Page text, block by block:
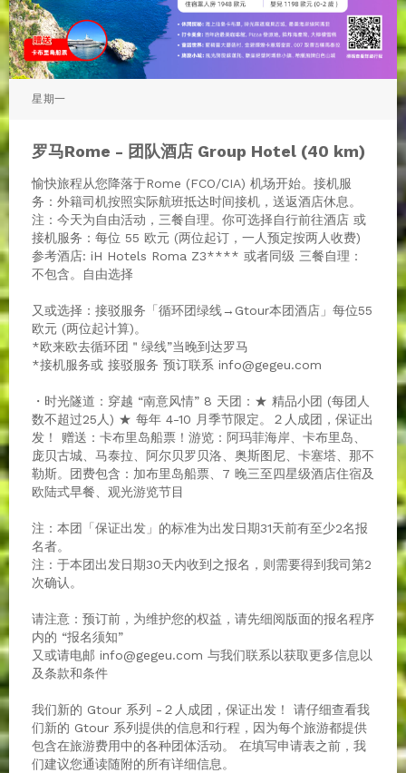
星期一
罗马Rome - 团队酒店 Group Hotel (40 km)
愉快旅程从您降落于Rome (FCO/CIA) 机场开始。接机服
务：外籍司机按照实际航班抵达时间接机，送返酒店休息。
注：今天为自由活动，三餐自理。你可选择自行前往酒店 或
接机服务：每位 55 欧元 (两位起订，一人预定按两人收费)
参考酒店: iH Hotels Roma Z3**** 或者同级 三餐自理：
不包含。自由选择
又或选择：接驳服务「循环团绿线→Gtour本团酒店」每位55
欧元 (两位起计算)。
*欧来欧去循环团＂绿线”当晚到达罗马
*接机服务或 接驳服务 预订联系 info@gegeu.com
・时光隧道：穿越 “南意风情” 8 天团：★ 精品小团 (每团人
数不超过25人) ★ 每年 4-10 月季节限定。２人成团，保证出
发！ 赠送：卡布里岛船票！游览：阿玛菲海岸、卡布里岛、
庞贝古城、马泰拉、阿尔贝罗贝洛、奥斯图尼、卡塞塔、那不
勒斯。团费包含：加布里岛船票、7 晚三至四星级酒店住宿及
欧陆式早餐、观光游览节目
注：本团「保证出发」的标准为出发日期31天前有至少2名报
名者。
注 : 于本团出发日期30天内收到之报名，则需要得到我司第2
次确认。
请注意：预订前，为维护您的权益，请先细阅版面的报名程序
内的 “报名须知”
又或请电邮 info@gegeu.com 与我们联系以获取更多信息以
及条款和条件
我们新的 Gtour 系列 -２人成团，保证出发！ 请仔细查看我
们新的 Gtour 系列提供的信息和行程，因为每个旅游都提供
包含在旅游费用中的各种团体活动。 在填写申请表之前，我
们建议您通读随附的所有详细信息。